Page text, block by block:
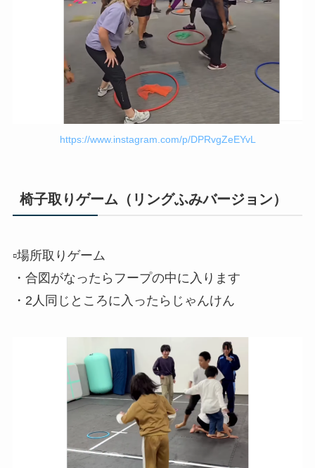
https://www.instagram.com/p/DPRvgZeEYvL
椅子取りゲーム（リングふみバージョン）
▫️場所取りゲーム
・合図がなったらフープの中に入ります
・2人同じところに入ったらじゃんけん